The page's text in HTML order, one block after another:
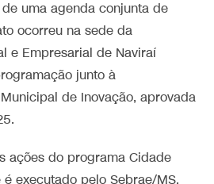
uma agenda conjunta de
ocorreu na sede da
e Empresarial de Naviraí
junto à
de Inovação, aprovada
ações do programa Cidade
executado pelo Sebrae/MS,